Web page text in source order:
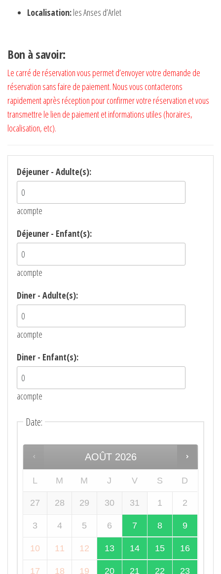
Localisation:les Anses d’Arlet
Bon à savoir:
Le carré de réservation vous permet d’envoyer votre demande de
réservation sans faire de paiement. Nous vous contacterons
rapidement après réception pour confirmer votre réservation et vous
transmettre le lien de paiement et informations utiles (horaires,
localisation, etc).
Déjeuner - Adulte(s):
acompte
Déjeuner - Enfant(s):
acompte
Diner - Adulte(s):
acompte
Diner - Enfant(s):
acompte
Date:
AOÛT 2026
L M M J V S D
27 28 29 30 31 1 2
3 4 5 6 7 8 9
10 11 12 13 14 15 16
17 18 19 20 21 22 23